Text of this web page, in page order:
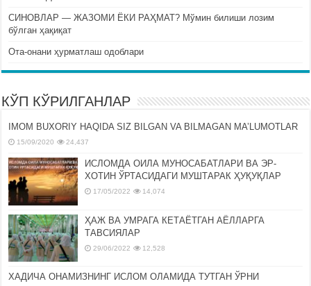
СИНОВЛАР — ЖАЗОМИ ЁКИ РАҲМАТ? Мўмин билиши лозим
бўлган ҳақиқат
Ота-онани ҳурматлаш одоблари
КЎП КЎРИЛГАНЛАР
IMOM BUXORIY HAQIDA SIZ BILGAN VA BILMAGAN MA’LUMOTLAR
15/09/2020 24,437
ИСЛОМДА ОИЛА МУНОСАБАТЛАРИ ВА ЭР-
ХОТИН ЎРТАСИДАГИ МУШТАРАК ҲУҚУҚЛАР
17/05/2022 14,074
ҲАЖ ВА УМРАГА КЕТАЁТГАН АЁЛЛАРГА
ТАВСИЯЛАР
29/06/2022 12,528
ХАДИЧА ОНАМИЗНИНГ ИСЛОМ ОЛАМИДА ТУТГАН ЎРНИ